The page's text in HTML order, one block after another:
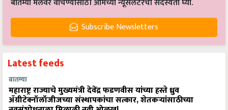
Subscribe Newsletters
बातम्या
महाराष्ट्र राज्याचे मुख्यमंत्री देवेंद्र फडणवीस यांच्या हस्ते ध्रुव
ॲग्रीटेक्नॉलॉजीजच्या संस्थापकांचा सत्कार, शेतकऱ्यांसाठीच्या
नवसंशोधनाला मिळाली नवी ओळख!